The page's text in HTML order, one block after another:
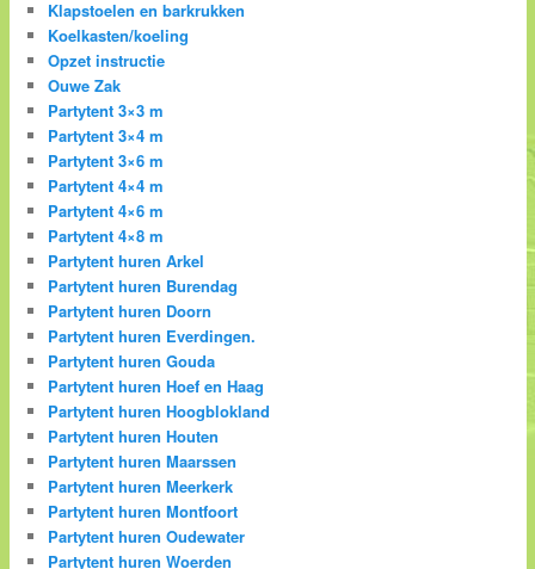
Klapstoelen en barkrukken
Koelkasten/koeling
Opzet instructie
Ouwe Zak
Partytent 3×3 m
Partytent 3×4 m
Partytent 3×6 m
Partytent 4×4 m
Partytent 4×6 m
Partytent 4×8 m
Partytent huren Arkel
Partytent huren Burendag
Partytent huren Doorn
Partytent huren Everdingen.
Partytent huren Gouda
Partytent huren Hoef en Haag
Partytent huren Hoogblokland
Partytent huren Houten
Partytent huren Maarssen
Partytent huren Meerkerk
Partytent huren Montfoort
Partytent huren Oudewater
Partytent huren Woerden